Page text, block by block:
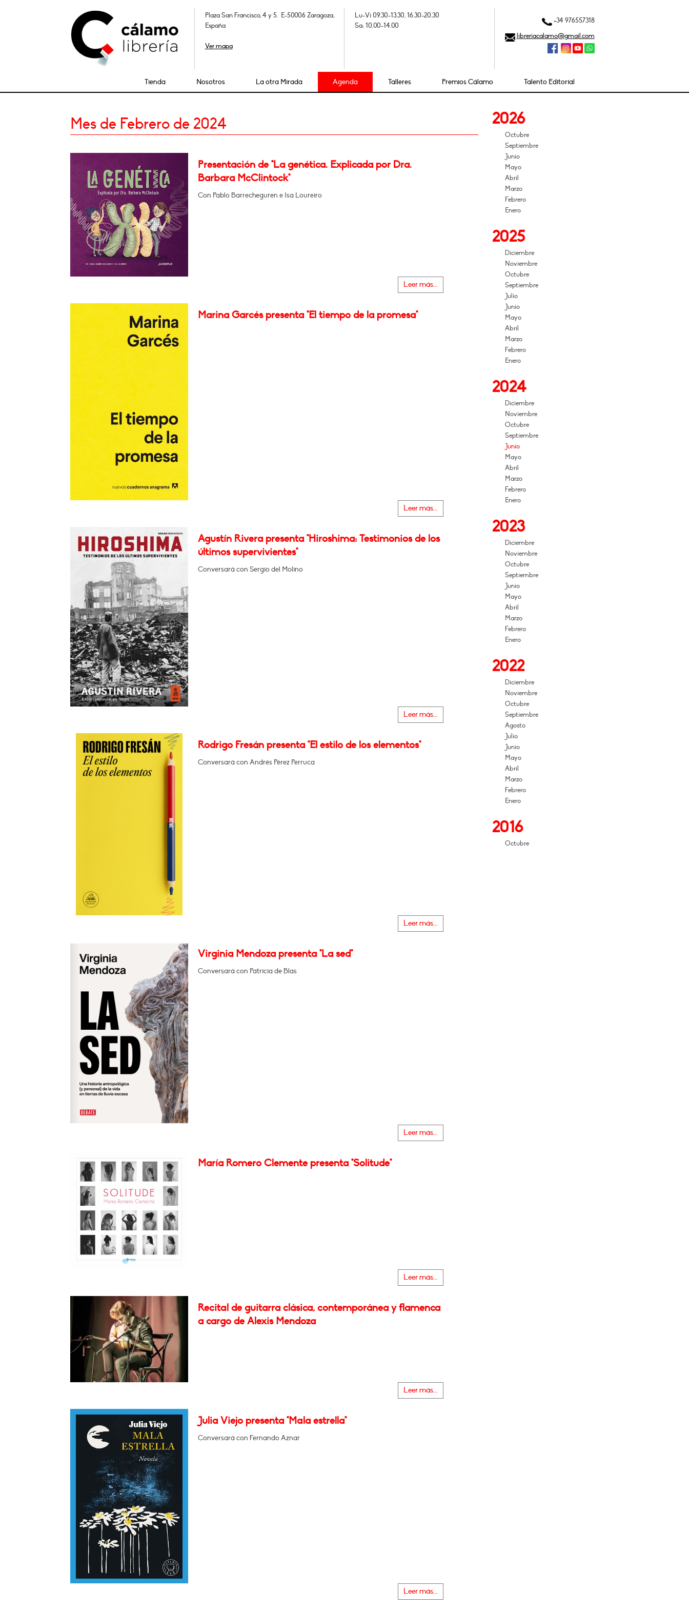
Plaza San Francisco, 4 y 5. E-50006 Zaragoza,
España
Ver mapa
Lu-Vi 09.30-13.30, 16.30-20.30
Sa: 10.00-14.00
+34 976557318
libreriacalamo@gmail.com
Tienda Nosotros La otra Mirada Agenda Talleres Premios Cálamo Talento Editorial
Mes de Febrero de 2024
Presentación de "La genética. Explicada por Dra.
Barbara McClintock"
Con Pablo Barrecheguren e Isa Loureiro
Leer más...
Marina Garcés presenta "El tiempo de la promesa"
Leer más...
Agustín Rivera presenta "Hiroshima: Testimonios de los
últimos supervivientes"
Conversará con Sergio del Molino
Leer más...
Rodrigo Fresán presenta "El estilo de los elementos"
Conversará con Andrés Pérez Perruca
Leer más...
Virginia Mendoza presenta "La sed"
Conversará con Patricia de Blas
Leer más...
María Romero Clemente presenta "Solitude"
Leer más...
Recital de guitarra clásica, contemporánea y flamenca
a cargo de Alexis Mendoza
Leer más...
Julia Viejo presenta "Mala estrella"
Conversará con Fernando Aznar
Leer más...
2026
Octubre
Septiembre
Junio
Mayo
Abril
Marzo
Febrero
Enero
2025
Diciembre
Noviembre
Octubre
Septiembre
Julio
Junio
Mayo
Abril
Marzo
Febrero
Enero
2024
Diciembre
Noviembre
Octubre
Septiembre
Junio
Mayo
Abril
Marzo
Febrero
Enero
2023
Diciembre
Noviembre
Octubre
Septiembre
Junio
Mayo
Abril
Marzo
Febrero
Enero
2022
Diciembre
Noviembre
Octubre
Septiembre
Agosto
Julio
Junio
Mayo
Abril
Marzo
Febrero
Enero
2016
Octubre